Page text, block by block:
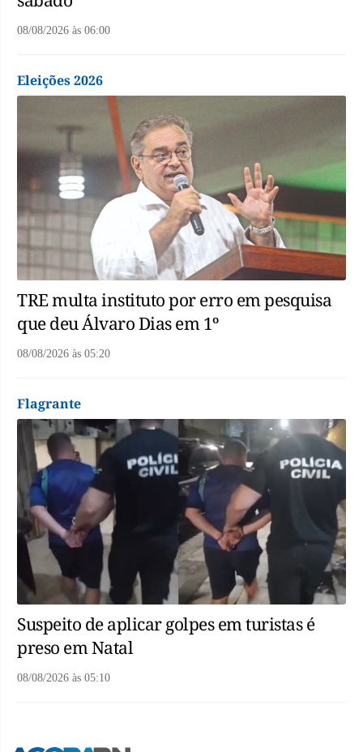
08/08/2026 às 06:00
Eleições 2026
TRE multa instituto por erro em pesquisa
que deu Álvaro Dias em 1º
08/08/2026 às 05:20
Flagrante
Suspeito de aplicar golpes em turistas é
preso em Natal
08/08/2026 às 05:10